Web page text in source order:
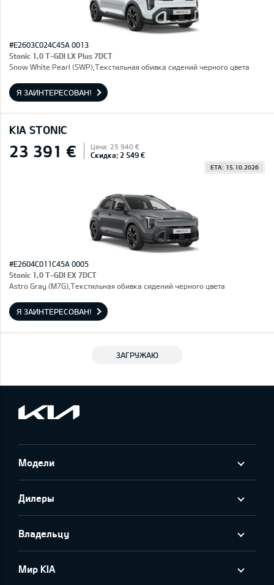
#E2603C024C45A 0013
Stonic 1,0 T-GDI LX Plus 7DCT
Snow White Pearl (SWP),Текстильная обивка сидений черного цвета
Я ЗАИНТЕРЕСОВАН!
KIA STONIC
23 391 € Цена: 25 940 €
Скидка: 2 549 €
ETA: 15.10.2026
#E2604C011C45A 0005
Stonic 1,0 T-GDI EX 7DCT
Astro Gray (M7G),Текстильная обивка сидений черного цвета
Я ЗАИНТЕРЕСОВАН!
ЗАГРУЖАЮ
Модели
Дилеры
Владельцу
Мир KIA